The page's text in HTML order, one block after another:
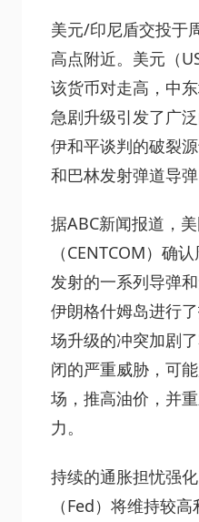
美元/印尼盾交投于
高点附近。美元（
该货币对走高，中
急剧升级引发了广
伊和平谈判的破裂
和巴林发射弹道导弹
据ABC新闻报道，
（CENTCOM）确
发射的一系列导弹
伊朗格什姆岛进行
场升级的冲突加剧
闭的严重威胁，可
场，推高油价，并
力。
持续的通胀担忧强
（Fed）将维持较